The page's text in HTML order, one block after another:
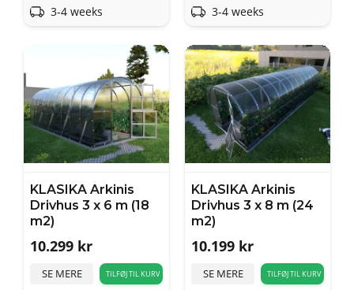
3-4 weeks 3-4 weeks
KLASIKA Arkinis
Drivhus 3 x 6 m (18
m2)
10.299 kr
SE MERE TILFØJ TIL KURV
KLASIKA Arkinis
Drivhus 3 x 8 m (24
m2)
10.199 kr
SE MERE TILFØJ TIL KURV